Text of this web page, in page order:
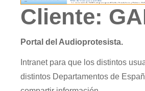
Cliente:
Portal del Audioprotesista.
Intranet para que los distintos
distintos Departamentos de